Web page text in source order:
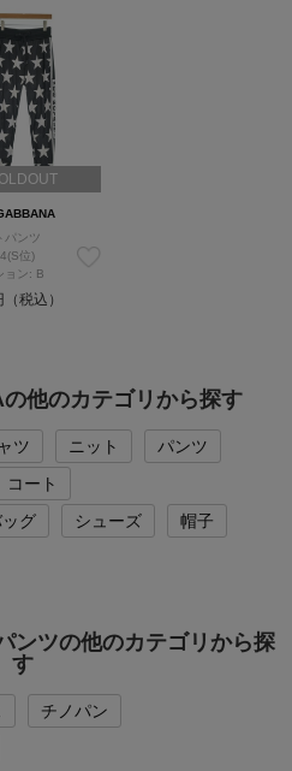
パンツ
位)
ョン: B
税込）
他のカテゴリから探す
ツ ニット
パンツ
コート
ッグ シューズ
帽子
ンツの他のカテゴリから探
す
チノパン